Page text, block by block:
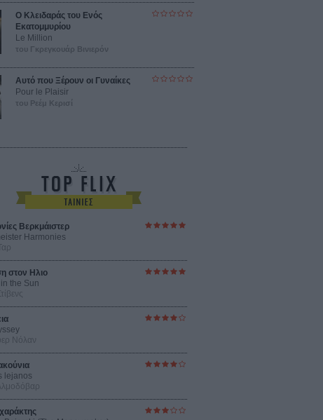
Ο Κλειδαράς του Ενός
Εκατομμυρίου
Le Million
του Γκρεγκουάρ Βινιερόν
Αυτό που Ξέρουν οι Γυναίκες
Pour le Plaisir
του Ρεέμ Κερισί
Βερκμάιστερ
Harmonies
στον Ηλιο
the Sun
Νόλαν
lejanos